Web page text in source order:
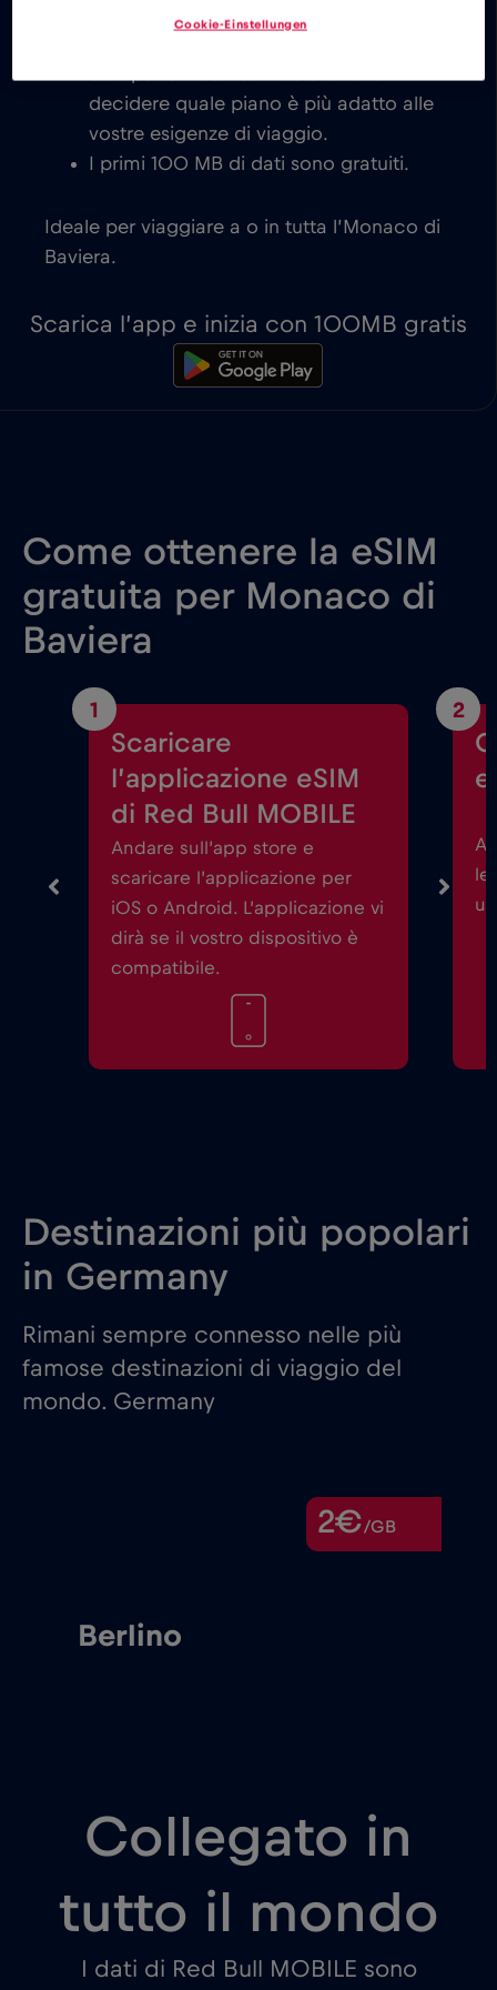
costo per l’Monaco di Baviera, con
decidere quale piano è più adatto alle
vostre esigenze di viaggio.
I primi 100 MB di dati sono gratuiti.
Ideale per viaggiare a o in tutta l’Monaco di
Baviera.
Scarica l’app e inizia con 100MB gratis
Come ottenere la eSIM
gratuita per Monaco di
Baviera
1
Scaricare
l’applicazione eSIM
di Red Bull MOBILE
Andare sull’app store e
scaricare l’applicazione per
iOS o Android. L’applicazione vi
dirà se il vostro dispositivo è
compatibile.
2
le
Destinazioni più popolari
in Germany
Rimani sempre connesso nelle più
famose destinazioni di viaggio del
mondo. Germany
2€/GB
Berlino
Collegato in
tutto il mondo
I dati di Red Bull MOBILE sono
Cookie-Einstellungen